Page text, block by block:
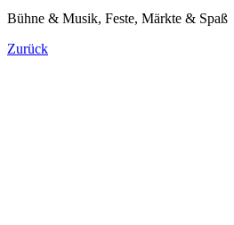
Bühne & Musik, Feste, Märkte & Spaß
Zurück